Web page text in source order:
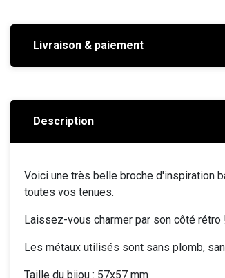
Livraison & paiement
Description
Voici une très belle broche d'inspiration
toutes vos tenues.
Laissez-vous charmer par son côté rétro
Les métaux utilisés sont sans plomb,
Taille du bijou : 57x57 mm